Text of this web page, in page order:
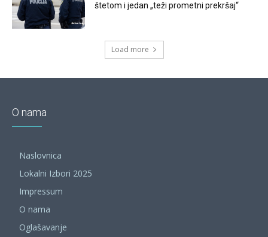
štetom i jedan „teži prometni prekršaj“
Load more
O nama
Naslovnica
Lokalni Izbori 2025
Impressum
O nama
Oglašavanje